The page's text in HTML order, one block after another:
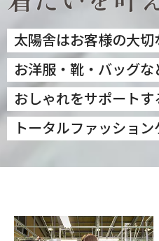
太陽舎はお客様の大切
お洋服・靴・バッグな
おしゃれをサポートす
トータルファッショ